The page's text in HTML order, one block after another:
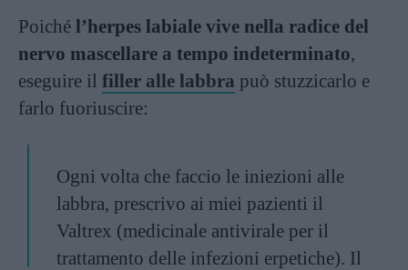
Poiché l’herpes labiale vive nella radice del
nervo mascellare a tempo indeterminato,
eseguire il filler alle labbra può stuzzicarlo e
farlo fuoriuscire:
Ogni volta che faccio le iniezioni alle
labbra, prescrivo ai miei pazienti il
Valtrex (medicinale antivirale per il
trattamento delle infezioni erpetiche). Il